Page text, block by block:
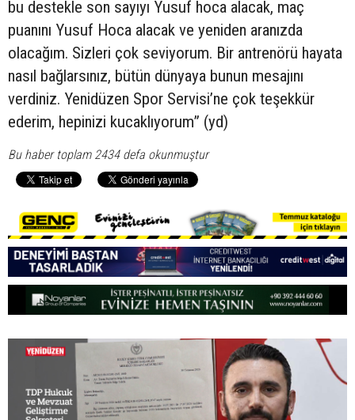
bu destekle son sayıyı Yusuf hoca alacak, maç
puanını Yusuf Hoca alacak ve yeniden aranızda
olacağım. Sizleri çok seviyorum. Bir antrenörü hayata
nasıl bağlarsınız, bütün dünyaya bunun mesajını
verdiniz. Yenidüzen Spor Servisi’ne çok teşekkür
ederim, hepinizi kucaklıyorum” (yd)
Bu haber toplam 2434 defa okunmuştur